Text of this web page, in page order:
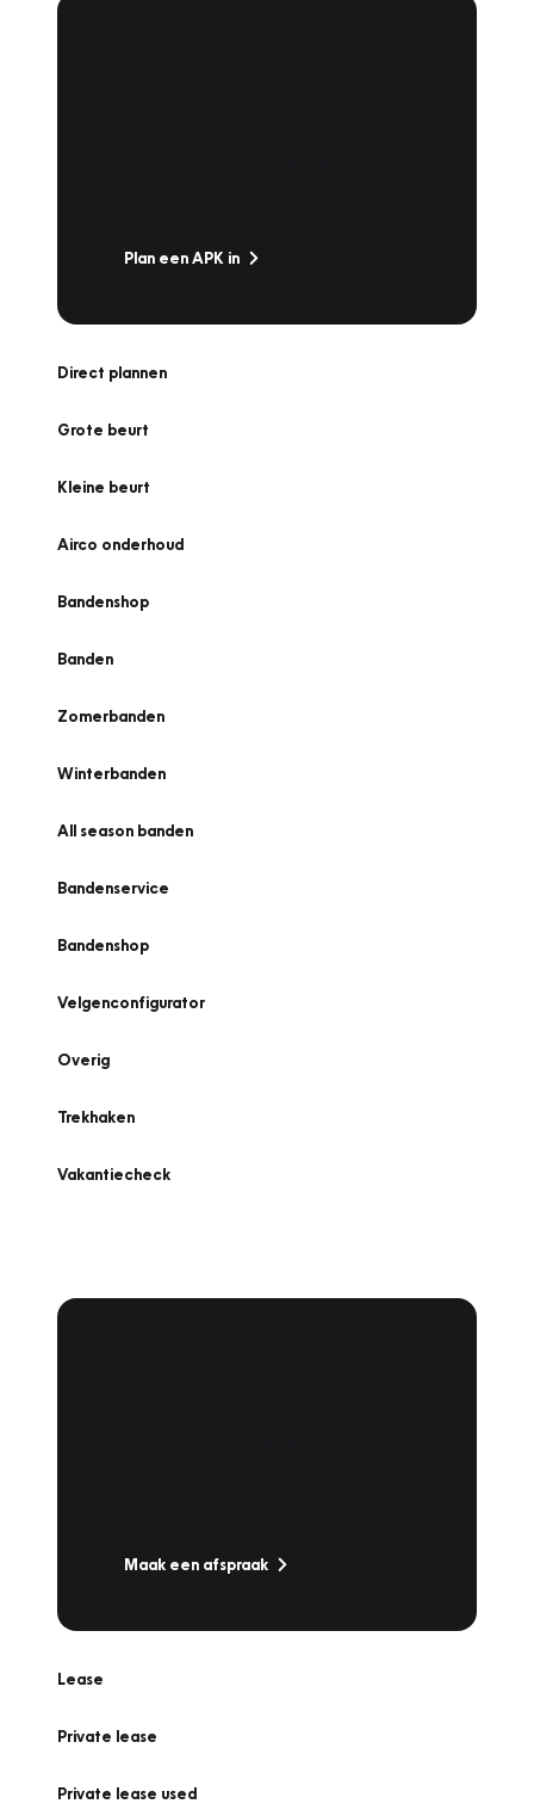
Plan een APK in
Direct plannen
Grote beurt
Kleine beurt
Airco onderhoud
Bandenshop
Banden
Zomerbanden
Winterbanden
All season banden
Bandenservice
Bandenshop
Velgenconfigurator
Overig
Trekhaken
Vakantiecheck
Maak een afspraak
Lease
Private lease
Private lease used